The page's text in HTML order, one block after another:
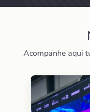
Acompanhe aqui